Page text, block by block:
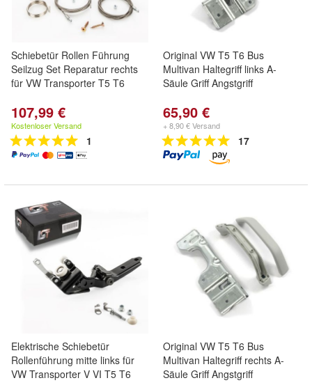
Schiebetür Rollen Führung
Seilzug Set Reparatur rechts
für VW Transporter T5 T6
107,99 €
Kostenloser Versand
1
Original VW T5 T6 Bus
Multivan Haltegriff links A-
Säule Griff Angstgriff
65,90 €
+ 8,90 € Versand
17
Elektrische Schiebetür
Rollenführung mitte links für
VW Transporter V VI T5 T6
Original VW T5 T6 Bus
Multivan Haltegriff rechts A-
Säule Griff Angstgriff